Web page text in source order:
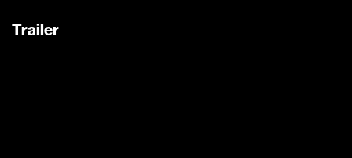
okouzlujícího dánského gentlemana, impulzivně se nechá
Trailer